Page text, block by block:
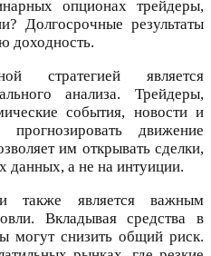
опционах трейдеры,
Долгосрочные результаты
доходность.
стратегией является
анализа. Трейдеры,
события, новости и
движение
им открывать сделки,
данных, а не на интуиции.
также является важным
Вкладывая средства в
могут снизить общий риск.